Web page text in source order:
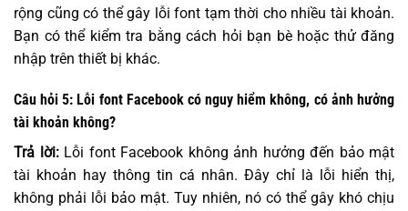
rộng cũng có thể gây lỗi font tạm thời cho nhiều tài khoản.
Bạn có thể kiểm tra bằng cách hỏi bạn bè hoặc thử đăng
nhập trên thiết bị khác.
Câu hỏi 5: Lỗi font Facebook có nguy hiểm không, có ảnh hưởng
tài khoản không?
Trả lời: Lỗi font Facebook không ảnh hưởng đến bảo mật
tài khoản hay thông tin cá nhân. Đây chỉ là lỗi hiển thị,
không phải lỗi bảo mật. Tuy nhiên, nó có thể gây khó chịu